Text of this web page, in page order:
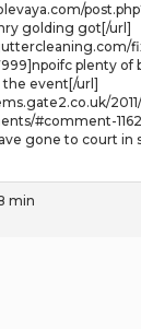
golding got[/url]
plenty of
event[/url]
#comment-
gone to court in
min